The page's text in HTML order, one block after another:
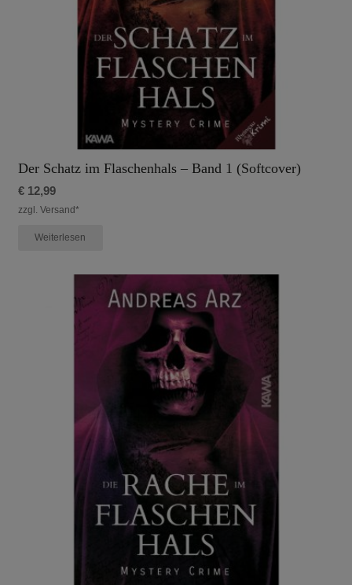
Der Schatz im Flaschenhals – Band 1 (Softcover)
€12,99
zzgl. Versand*
Weiterlesen